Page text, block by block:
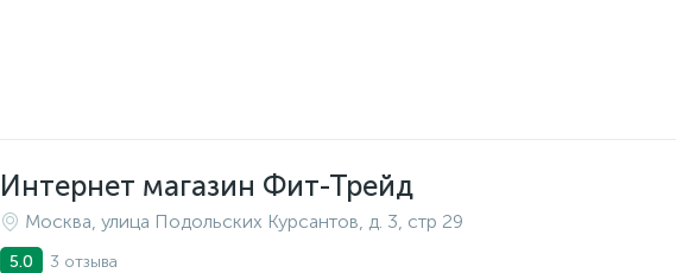
Интернет магазин Фит-Трейд
Москва, улица Подольских Курсантов, д. 3, стр 29
5.0 3 отзыва